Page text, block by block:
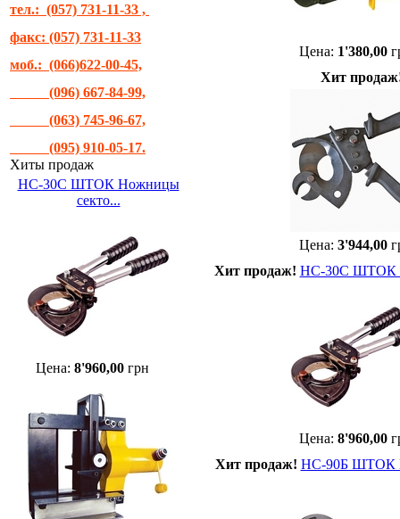
тел.: (057) 731-11-33 ,
факс: (057) 731-11-33
моб.: (066)622-00-45,
(096) 667-84-99,
(063) 745-96-67,
(095) 910-05-17.
Хиты продаж
НС-30С ШТОК Ножницы
секто...
Цена: 8'960,00 грн
Цена: 1'380,00
Хит
Цена: 3'944,00
Хит продаж! НС-30С ШТОК
Цена: 8'960,00
Хит продаж! НС-90Б ШТОК